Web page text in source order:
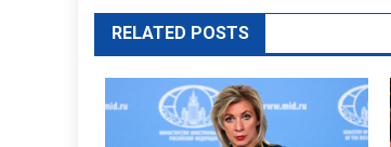
RELATED POSTS